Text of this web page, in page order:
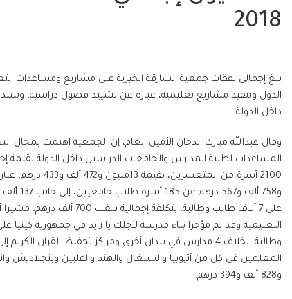
2018
الدول وتنفيذ مشاريع تعليمية، عبارة عن تشييد فصول دراسية،
داخل الدولة.
وقال عبدالله مبارك الدخان الأمين العام، إن الجمعية اهتمت
على 7 آلاف طالب وطالبة،
وطالبة، بخلاف 4 مدارس في بلدان أخرى ومراكز تحفيظ
و828 ألف و394 درهم.